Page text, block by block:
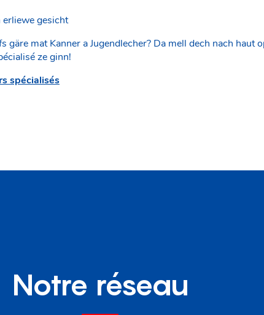
gesicht
gäre mat Kanner a Jugendlecher? Da mell dech nach haut
ze ginn!
spécialisés
Notre réseau